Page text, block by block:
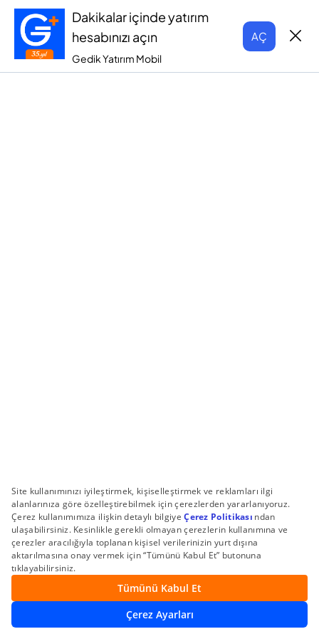
Dakikalar içinde yatırım
hesabınızı açın
Gedik Yatırım Mobil
AÇ